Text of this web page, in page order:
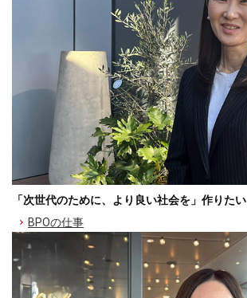
「次世代のために、より良い社会を」作りたい
BPOの仕事